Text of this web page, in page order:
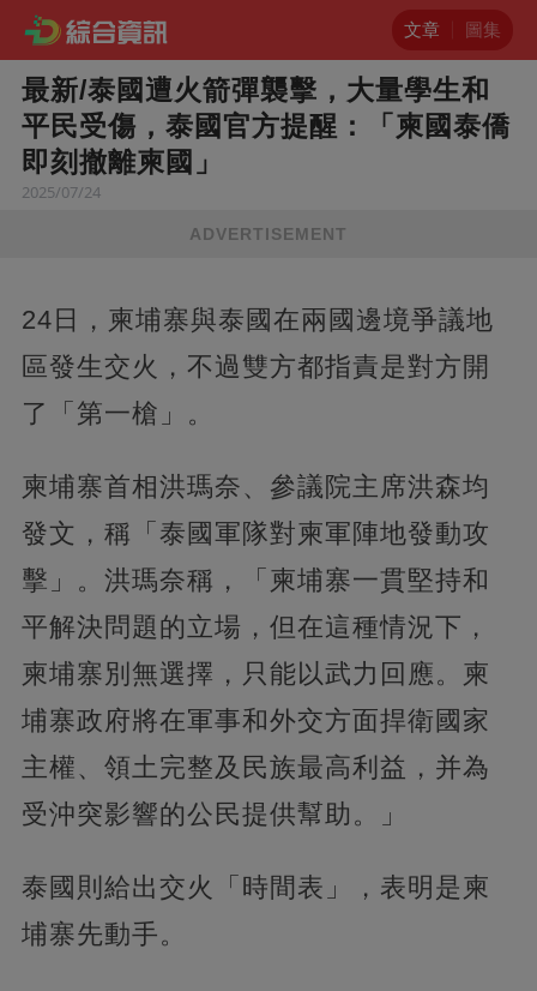
文章 圖集
最新/泰國遭火箭彈襲擊，大量學生和
平民受傷，泰國官方提醒：「柬國泰僑
即刻撤離柬國」
2025/07/24
ADVERTISEMENT
24日，柬埔寨與泰國在兩國邊境爭議地
區發生交火，不過雙方都指責是對方開
了「第一槍」。
柬埔寨首相洪瑪奈、參議院主席洪森均
發文，稱「泰國軍隊對柬軍陣地發動攻
擊」。洪瑪奈稱，「柬埔寨一貫堅持和
平解決問題的立場，但在這種情況下，
柬埔寨別無選擇，只能以武力回應。柬
埔寨政府將在軍事和外交方面捍衛國家
主權、領土完整及民族最高利益，并為
受沖突影響的公民提供幫助。」
泰國則給出交火「時間表」，表明是柬
埔寨先動手。